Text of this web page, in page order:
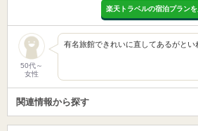
楽天トラベルの宿泊プランを
50代～
女性
有名旅館できれいに直してあるがとい
関連情報から探す